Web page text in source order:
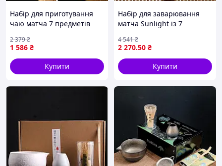
Набір для приготування
чаю матча 7 предметів
чайної церемонії та
релаксації FLAME
1 586 ₴
2 379₴
Купити
Набір для заварювання
матча Sunlight із 7
чаювання
2 270.50 ₴
4 541₴
Купити